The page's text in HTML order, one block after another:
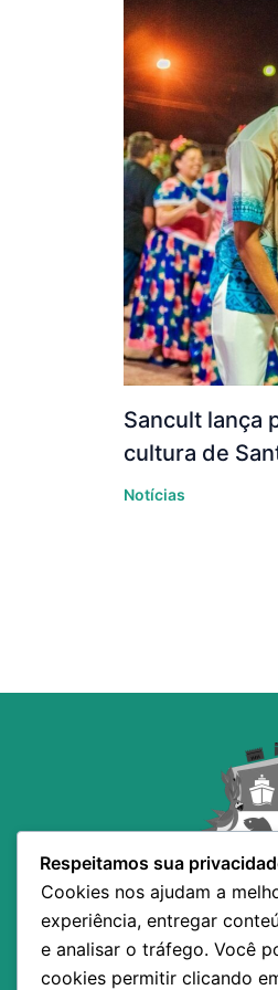
Sancult lança
cultura de
Notícias
Respeitamos sua
Cookies nos ajudam a
experiência, entregar
e analisar o tráfego. Você
cookies permitir clicando